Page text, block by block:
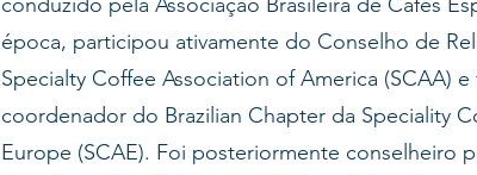
época, participou ativamente do Conselho de
Specialty Coffee Association of America (SCAA)
coordenador do Brazilian Chapter da Speciality
Europe (SCAE). Foi posteriormente conselheiro